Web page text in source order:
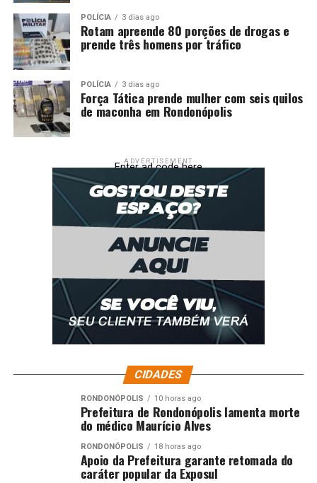
POLÍCIA 3 dias ago
Rotam apreende 80 porções de drogas e
prende três homens por tráfico
POLÍCIA 3 dias ago
Força Tática prende mulher com seis quilos
de maconha em Rondonópolis
ADVERTISEMENT
Enter ad code here
CIDADES
RONDONÓPOLIS 10 horas ago
Prefeitura de Rondonópolis lamenta morte
do médico Maurício Alves
RONDONÓPOLIS 18 horas ago
Apoio da Prefeitura garante retomada do
caráter popular da Exposul